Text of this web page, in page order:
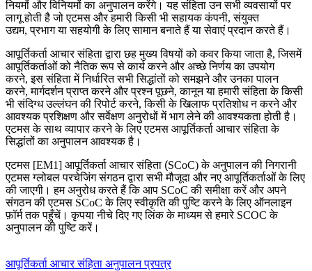
नियमों और विनियमों का अनुपालन करेंगे। यह संहिता उन सभी व्यवसायों पर
लागू होती है जो एटमस और हमारी किसी भी सहायक कंपनी,संयुक्त
उद्यम,प्रभाग या सहयोगी के लिए सामान बनाते हैं या सेवाएं प्रदान करते हैं।
आपूर्तिकर्ता आचार संहिता द्वारा छह मुख्य विषयों को कवर किया जाता है, जिसमें
आपूर्तिकर्ताओं को नैतिक रूप से कार्य करने और अच्छे निर्णय का उपयोग
करने, इस संहिता में निर्धारित सभी सिद्धांतों को समझने और उनका पालन
करने, मार्गदर्शन प्राप्त करने और प्रश्न पूछने, कानून या हमारी संहिता के किसी
भी संदिग्ध उल्लंघन की रिपोर्ट करने, किसी के खिलाफ प्रतिशोध न करने और
आवश्यक प्रशिक्षण और सर्वेक्षण अनुरोधों में भाग लेने की आवश्यकता होती है।
एटमस के साथ व्यापार करने के लिए एटमस आपूर्तिकर्ता आचार संहिता के
सिद्धांतों का अनुपालन आवश्यक है।
एटमस [EM1] आपूर्तिकर्ता आचार संहिता (SCoC)के अनुपालन की निगरानी
एटमस ग्लोबल परचेजिंग संगठन द्वारा सभी मौजूदा और नए आपूर्तिकर्ताओं के लिए
की जाएगी। हम अनुरोध करते हैं कि आप SCoCकी समीक्षा करें और अपने
संगठन की एटमस SCoCके लिए स्वीकृति की पुष्टि करने के लिए ऑनलाइन
फ़ॉर्म तक पहुँचें। कृपया नीचे दिए गए लिंक के माध्यम से हमारे SCOCके
अनुपालन की पुष्टि करें।
आपूर्तिकर्ता आचार संहिता अनुपालन प्रपत्र